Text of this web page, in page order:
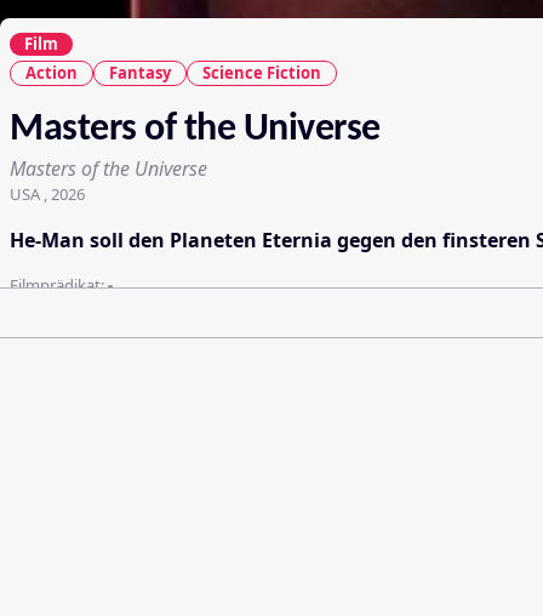
Film
Action
Fantasy Science Fiction
Masters of the Universe
Masters of the Universe
USA , 2026
He-Man soll den Planeten Eternia gegen den
Filmprädikat:-